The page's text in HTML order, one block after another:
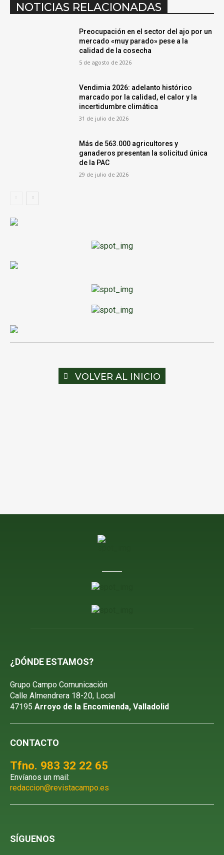
NOTICIAS RELACIONADAS
Preocupación en el sector del ajo por un
mercado «muy parado» pese a la
calidad de la cosecha
5 de agosto de 2026
Vendimia 2026: adelanto histórico
marcado por la calidad, el calor y la
incertidumbre climática
31 de julio de 2026
Más de 563.000 agricultores y
ganaderos presentan la solicitud única
de la PAC
29 de julio de 2026
VOLVER AL INICIO
¿DÓNDE ESTAMOS?
Grupo Campo Comunicación
Calle Almendrera 18-20, Local
47195 Arroyo de la Encomienda, Valladolid
CONTACTO
Tfno. 983 32 22 65
Envíanos un mail:
redaccion@revistacampo.es
SÍGUENOS